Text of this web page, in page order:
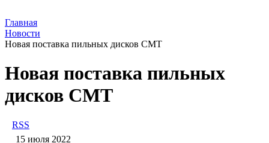
Главная
Новости
Новая поставка пильных дисков СМТ
Новая поставка пильных
дисков СМТ
RSS
15 июля 2022